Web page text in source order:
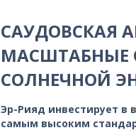
САУДОВСКАЯ
МАСШТАБНЫЕ
СОЛНЕЧНОЙ
Эр-Рияд инвестирует в
самым высоким